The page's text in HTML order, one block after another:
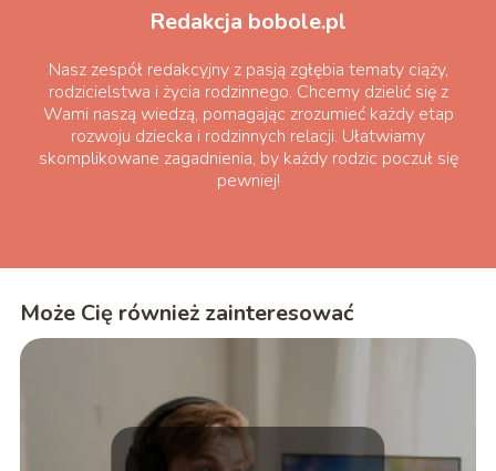
Redakcja bobole.pl
Nasz zespół redakcyjny z pasją zgłębia tematy ciąży,
rodzicielstwa i życia rodzinnego. Chcemy dzielić się z
Wami naszą wiedzą, pomagając zrozumieć każdy etap
rozwoju dziecka i rodzinnych relacji. Ułatwiamy
skomplikowane zagadnienia, by każdy rodzic poczuł się
pewniej!
Może Cię również zainteresować